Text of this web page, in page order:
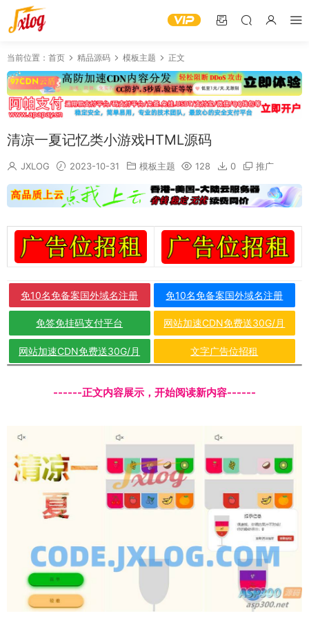
当前位置： 首页 精品源码 模板主题 正文
清凉一夏记忆类小游戏HTML源码
JXLOG 2023-10-31 模板主题 128 0 推广
免10名免备案国外域名注册 免10名免备案国外域名注册
免签免挂码支付平台 网站加速CDN免费送30G/月
网站加速CDN免费送30G/月 文字广告位招租
------正文内容展示，开始阅读新内容------